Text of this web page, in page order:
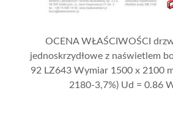
OCENA WŁAŚCIWOŚCI
jednoskrzydłowe z naświetlem
92 LZ643 Wymiar 1500 x 2100
2180-3,7%) Ud = 0.86